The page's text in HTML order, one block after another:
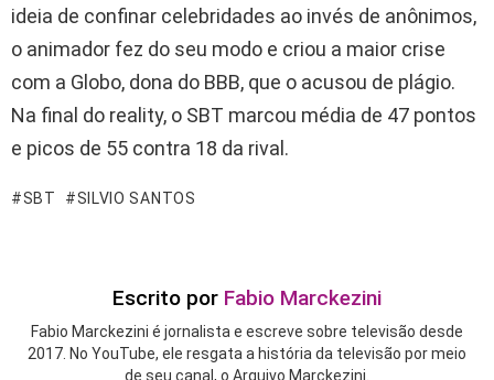
ideia de confinar celebridades ao invés de anônimos,
o animador fez do seu modo e criou a maior crise
com a Globo, dona do BBB, que o acusou de plágio.
Na final do reality, o SBT marcou média de 47 pontos
e picos de 55 contra 18 da rival.
SBT SILVIO SANTOS
Escrito por Fabio Marckezini
Fabio Marckezini é jornalista e escreve sobre televisão desde
2017. No YouTube, ele resgata a história da televisão por meio
de seu canal, o Arquivo Marckezini.